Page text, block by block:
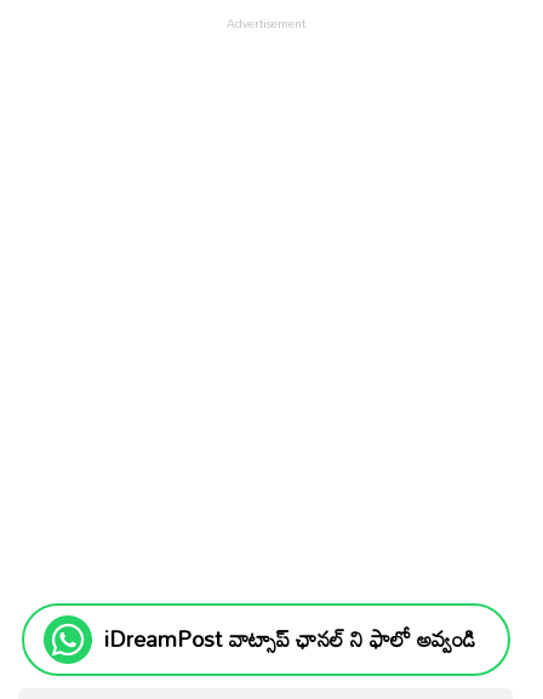
iDreamPost వాట్సాప్ ఛానల్ ని ఫాలో అవ్వండి